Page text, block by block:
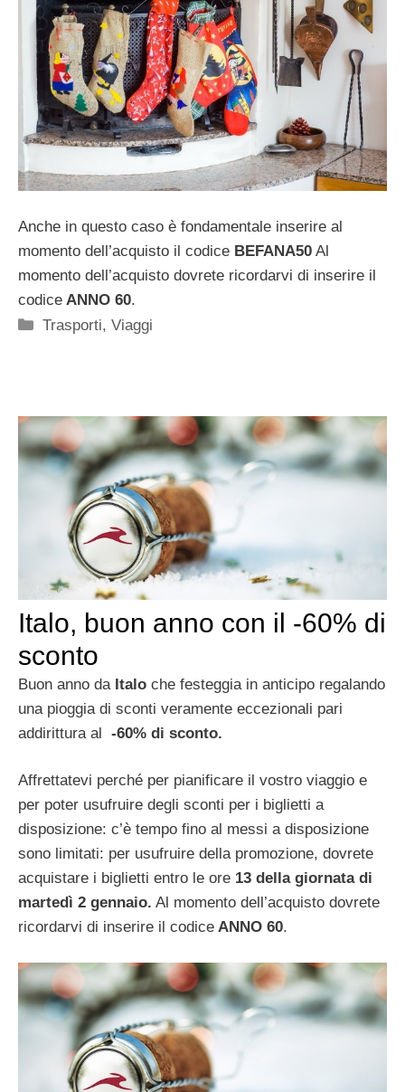
Anche in questo caso è fondamentale inserire al
momento dell’acquisto il codice BEFANA50 Al
momento dell’acquisto dovrete ricordarvi di inserire il
codice ANNO 60.
Categorie
Trasporti,Viaggi
Italo, buon anno con il -60% di
sconto
Buon anno da Italo che festeggia in anticipo regalando
una pioggia di sconti veramente eccezionali pari
addirittura al -60% di sconto.
Affrettatevi perché per pianificare il vostro viaggio e
per poter usufruire degli sconti per i biglietti a
disposizione: c’è tempo fino al messi a disposizione
sono limitati: per usufruire della promozione, dovrete
acquistare i biglietti entro le ore 13 della giornata di
martedì 2 gennaio. Al momento dell’acquisto dovrete
ricordarvi di inserire il codice ANNO 60.